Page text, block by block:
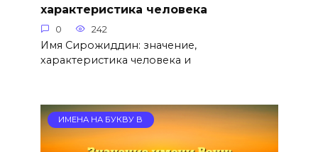
характеристика человека
0 242
Имя Сирожиддин: значение,
характеристика человека и
ИМЕНА НА БУКВУ В